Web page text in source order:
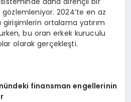
2024’te en az
girişimlerin ortalama yatırım
bu oran erkek kuruculu
olarak gerçekleşti.
finansman engellerinin